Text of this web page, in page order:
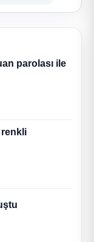
parolası ile
renkli